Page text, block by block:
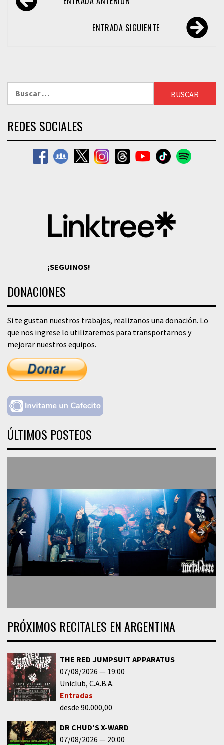
de
ENTRADA SIGUIENTE
REDES SOCIALES
¡SEGUINOS!
DONACIONES
Si te gustan nuestros trabajos, realizanos una donación. Lo
que nos ingrese lo utilizaremos para transportarnos y
mejorar nuestros equipos.
ÚLTIMOS POSTEOS
PRÓXIMOS RECITALES EN ARGENTINA
THE RED JUMPSUIT APPARATUS
07/08/2026
19:00
Uniclub C.A.B.A.
Entradas
desde 90.000,00
DR CHUD'S X-WARD
07/08/2026
20:00